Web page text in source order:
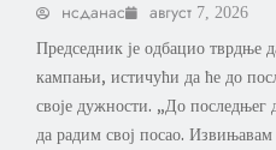
нсданас август 7, 2026
Председник је одбацио тврдње
кампањи, истичући да ће до
своје дужности. „До последњег
да радим свој посао.